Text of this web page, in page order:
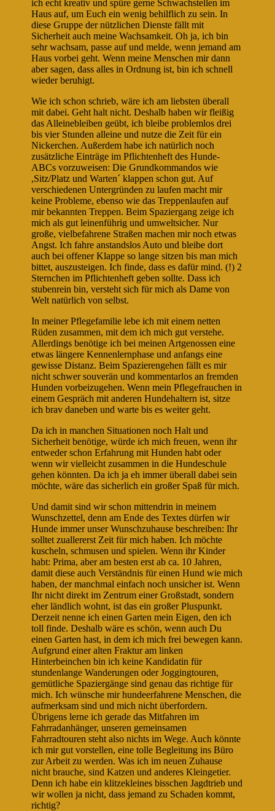
ich echt kreativ und spüre gerne Schwachstellen im
Haus auf, um Euch ein wenig behilflich zu sein. In
diese Gruppe der nützlichen Dienste fällt mit
Sicherheit auch meine Wachsamkeit. Oh ja, ich bin
sehr wachsam, passe auf und melde, wenn jemand am
Haus vorbei geht. Wenn meine Menschen mir dann
aber sagen, dass alles in Ordnung ist, bin ich schnell
wieder beruhigt.
Wie ich schon schrieb, wäre ich am liebsten überall
mit dabei. Geht halt nicht. Deshalb haben wir fleißig
das Alleinebleiben geübt, ich bleibe problemlos drei
bis vier Stunden alleine und nutze die Zeit für ein
Nickerchen. Außerdem habe ich natürlich noch
zusätzliche Einträge im Pflichtenheft des Hunde-
ABCs vorzuweisen: Die Grundkommandos wie
,Sitz/Platz und Warten´ klappen schon gut. Auf
verschiedenen Untergründen zu laufen macht mir
keine Probleme, ebenso wie das Treppenlaufen auf
mir bekannten Treppen. Beim Spaziergang zeige ich
mich als gut leinenführig und umweltsicher. Nur
große, vielbefahrene Straßen machen mir noch etwas
Angst. Ich fahre anstandslos Auto und bleibe dort
auch bei offener Klappe so lange sitzen bis man mich
bittet, auszusteigen. Ich finde, dass es dafür mind. (!) 2
Sternchen im Pflichtenheft geben sollte. Dass ich
stubenrein bin, versteht sich für mich als Dame von
Welt natürlich von selbst.
In meiner Pflegefamilie lebe ich mit einem netten
Rüden zusammen, mit dem ich mich gut verstehe.
Allerdings benötige ich bei meinen Artgenossen eine
etwas längere Kennenlernphase und anfangs eine
gewisse Distanz. Beim Spazierengehen fällt es mir
nicht schwer souverän und kommentarlos an fremden
Hunden vorbeizugehen. Wenn mein Pflegefrauchen in
einem Gespräch mit anderen Hundehaltern ist, sitze
ich brav daneben und warte bis es weiter geht.
Da ich in manchen Situationen noch Halt und
Sicherheit benötige, würde ich mich freuen, wenn ihr
entweder schon Erfahrung mit Hunden habt oder
wenn wir vielleicht zusammen in die Hundeschule
gehen könnten. Da ich ja eh immer überall dabei sein
möchte, wäre das sicherlich ein großer Spaß für mich.
Und damit sind wir schon mittendrin in meinem
Wunschzettel, denn am Ende des Textes dürfen wir
Hunde immer unser Wunschzuhause beschreiben: Ihr
solltet zuallererst Zeit für mich haben. Ich möchte
kuscheln, schmusen und spielen. Wenn ihr Kinder
habt: Prima, aber am besten erst ab ca. 10 Jahren,
damit diese auch Verständnis für einen Hund wie mich
haben, der manchmal einfach noch unsicher ist. Wenn
Ihr nicht direkt im Zentrum einer Großstadt, sondern
eher ländlich wohnt, ist das ein großer Pluspunkt.
Derzeit nenne ich einen Garten mein Eigen, den ich
toll finde. Deshalb wäre es schön, wenn auch Du
einen Garten hast, in dem ich mich frei bewegen kann.
Aufgrund einer alten Fraktur am linken
Hinterbeinchen bin ich keine Kandidatin für
stundenlange Wanderungen oder Joggingtouren,
gemütliche Spaziergänge sind genau das richtige für
mich. Ich wünsche mir hundeerfahrene Menschen, die
aufmerksam sind und mich nicht überfordern.
Übrigens lerne ich gerade das Mitfahren im
Fahrradanhänger, unseren gemeinsamen
Fahrradtouren steht also nichts im Wege. Auch könnte
ich mir gut vorstellen, eine tolle Begleitung ins Büro
zur Arbeit zu werden. Was ich im neuen Zuhause
nicht brauche, sind Katzen und anderes Kleingetier.
Denn ich habe ein klitzekleines bisschen Jagdtrieb und
wir wollen ja nicht, dass jemand zu Schaden kommt,
richtig?